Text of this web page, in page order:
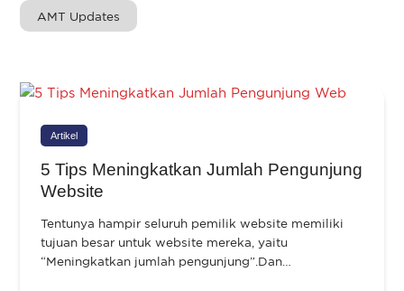
AMT Updates
Artikel
5 Tips Meningkatkan Jumlah Pengunjung
Website
Tentunya hampir seluruh pemilik website memiliki
tujuan besar untuk website mereka, yaitu
“Meningkatkan jumlah pengunjung”.Dan…